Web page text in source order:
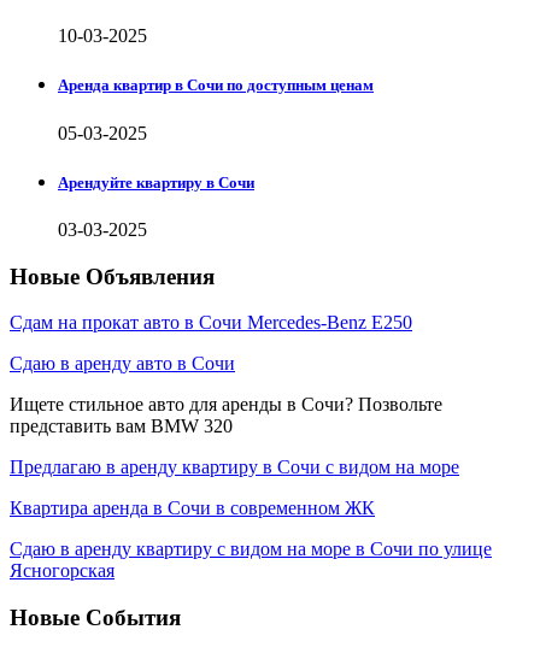
10-03-2025
Аренда квартир в Сочи по доступным ценам
05-03-2025
Арендуйте квартиру в Сочи
03-03-2025
Новые Объявления
Сдам на прокат авто в Сочи Mercedes-Benz E250
Сдаю в аренду авто в Сочи
Ищете стильное авто для аренды в Сочи? Позвольте
представить вам BMW 320
Предлагаю в аренду квартиру в Сочи с видом на море
Квартира аренда в Сочи в современном ЖК
Сдаю в аренду квартиру с видом на море в Сочи по улице
Ясногорская
Новые События